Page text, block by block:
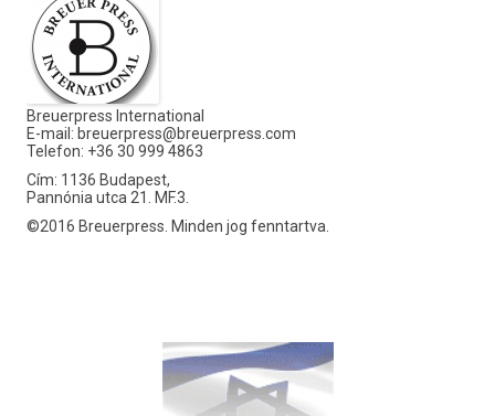
Breuerpress International
E-mail: breuerpress@breuerpress.com
Telefon: +36 30 999 4863
Cím: 1136 Budapest,
Pannónia utca 21. MF.3.
©2016 Breuerpress. Minden jog fenntartva.